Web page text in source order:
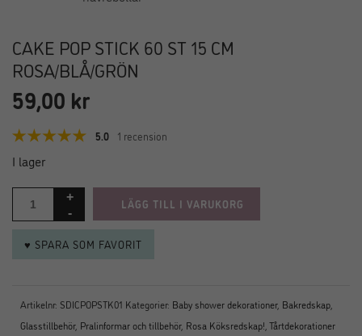
CAKE POP STICK 60 ST 15 CM
ROSA/BLÅ/GRÖN
59,00 kr
5.0 1 recension
I lager
LÄGG TILL I VARUKORG
♥ SPARA SOM FAVORIT
Artikelnr: SDICPOPSTK01 Kategorier: Baby shower dekorationer, Bakredskap
Glasstillbehör, Pralinformar och tillbehör, Rosa Köksredskap! Tårtdekorationer